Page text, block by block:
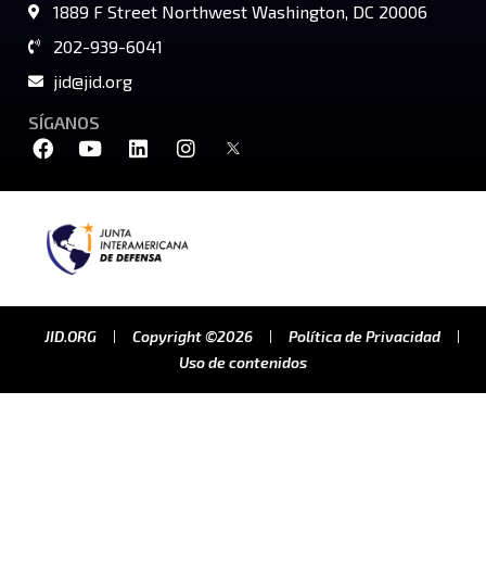
1889 F Street Northwest Washington, DC 20006
202-939-6041
jid@jid.org
SÍGANOS
JID.ORG Copyright ©2026
Política de Privacidad
Uso de contenidos